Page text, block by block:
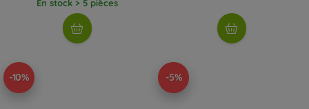
En stock > 5 pièces
-10% -5%